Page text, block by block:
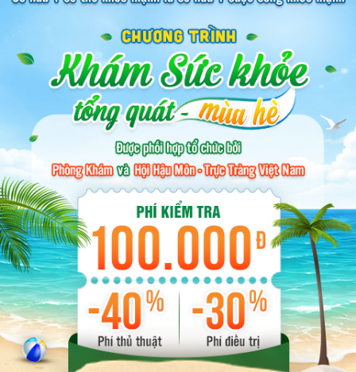
ĐƯỜNG TỚI PHÒNG KHÁM
PHỤ KHOA
BỆNH HẬU MÔN
BỆNH XÃ HỘI